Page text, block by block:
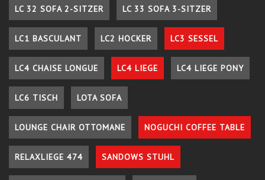
LC 32 SOFA 2-SITZER LC 33 SOFA 3-SITZER
LC1 BASCULANT LC2 HOCKER LC3 SESSEL
LC4 CHAISE LONGUE LC4 LIEGE LC4 LIEGE PONY
LC6 TISCH LOTA SOFA
LOUNGE CHAIR OTTOMANE NOGUCHI COFFEE TABLE
RELAXLIEGE 474 SANDOWS STUHL